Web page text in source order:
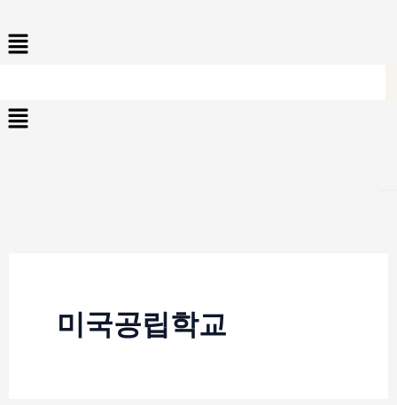
텐
건
Menu
Menu
미국공립학교